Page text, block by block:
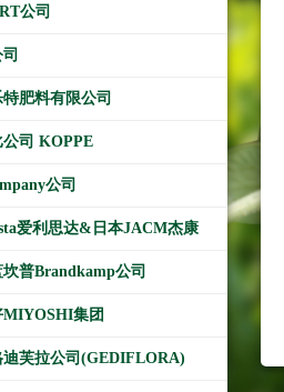
公司
肥料有限公司
司 KOPPE
公司
爱利思达&日本JACM杰康
普Brandkamp公司
MIYOSHI集团
迪芙拉公司(GEDIFLORA)